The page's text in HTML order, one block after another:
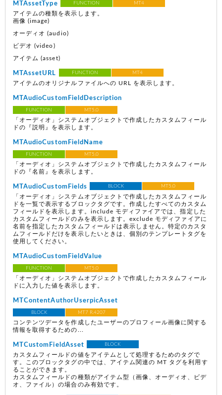
MTAssetType FUNCTION MT4
アイテムの種類を表示します。
画像(image)
オーディオ(audio)
ビデオ(video)
アイテム(asset)
MTAssetURL FUNCTION MT4
アイテムのオリジナルファイルへの URL を表示します。
MTAudioCustomFieldDescription
FUNCTION MT5.0
「オーディオ」システムオブジェクトで作成したカスタムフィール
ドの『説明』を表示します。
MTAudioCustomFieldName
FUNCTION MT5.0
「オーディオ」システムオブジェクトで作成したカスタムフィール
ドの『名前』を表示します。
MTAudioCustomFields BLOCK MT5.0
「オーディオ」システムオブジェクトで作成したカスタムフィール
ドを一覧で表示するブロックタグです。作成したすべてのカスタム
フィールドを表示します。include モディファイアでは、指定した
カスタムフィールドのみを表示します。exclude モディファイアに
名前を指定したカスタムフィールドは表示しません。特定のカスタ
ムフィールドだけを表示したいときは、個別のテンプレートタグを
使用してください。
MTAudioCustomFieldValue
FUNCTION MT5.0
「オーディオ」システムオブジェクトで作成したカスタムフィール
ドに入力した値を表示します。
MTContentAuthorUserpicAsset
BLOCK MT7 R.4207
コンテンツデータを作成したユーザーのプロフィール画像に関する
情報を取得するための...
MTCustomFieldAsset BLOCK
カスタムフィールドの値をアイテムとして処理するためのタグで
す。このブロックタグの中では、アイテム関連の MT タグを利用す
ることができます。
カスタムフィールドの種類がアイテム型（画像、オーディオ、ビデ
オ、ファイル）の場合のみ有効です。